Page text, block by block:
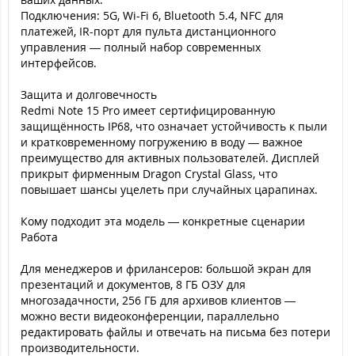
Подключения: 5G, Wi-Fi 6, Bluetooth 5.4, NFC для
платежей, IR-порт для пульта дистанционного
управления — полный набор современных
интерфейсов.
Защита и долговечность
Redmi Note 15 Pro имеет сертифицированную
защищённость IP68, что означает устойчивость к пыли
и кратковременному погружению в воду — важное
преимущество для активных пользователей. Дисплей
прикрыт фирменным Dragon Crystal Glass, что
повышает шансы уцелеть при случайных царапинах.
Кому подходит эта модель — конкретные сценарии
Работа
Для менеджеров и фрилансеров: большой экран для
презентаций и документов, 8 ГБ ОЗУ для
многозадачности, 256 ГБ для архивов клиентов —
можно вести видеоконференции, параллельно
редактировать файлы и отвечать на письма без потери
производительности.